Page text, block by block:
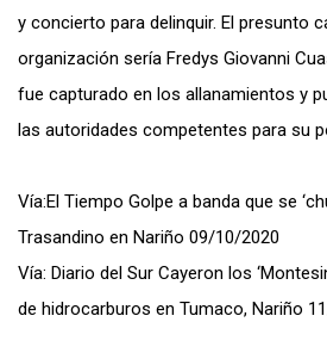
y concierto para delinquir. El presunto
organización sería Fredys Giovanni
fue capturado en los allanamientos y
las autoridades competentes para su
Vía:El Tiempo Golpe a banda que se
Trasandino en Nariño 09/10/2020
Vía: Diario del Sur Cayeron los
de hidrocarburos en Tumaco, Nariño